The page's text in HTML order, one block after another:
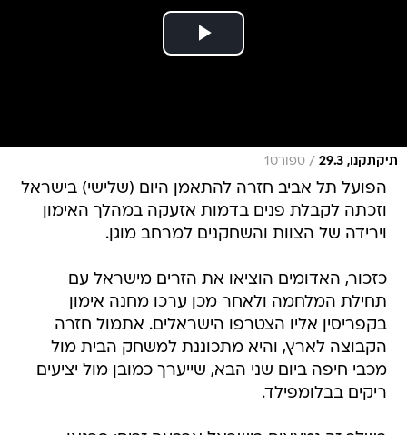
תיקתקנו, 29.3 / ספורט1
הפועל תל אביב חזרה להתאמן היום (שלישי) בישראל
וזכתה לקבלת פנים בדמות אזעקה במהלך האימון
וירידה של הצוות והשחקנים למרחב מוגן.
כזכור, האדומים הוציאו את הזרים מישראל עם
תחילת המלחמה ולאחר מכן ערכו מחנה אימון
בקפריסין אליו הצטרפו הישראלים. אתמול חזרה
הקבוצה לארץ, והיא מתכוננת למשחק הבית מול
מכבי חיפה ביום שני הבא, שייערך כמובן מול יציעים
ריקים בבלומפילד.